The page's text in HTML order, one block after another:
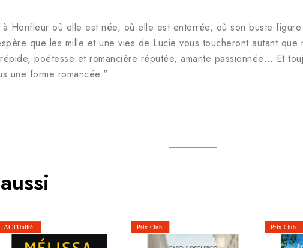
Honfleur où elle est née, où elle est enterrée, où son buste
que les mille et une vies de Lucie vous toucheront autant
poétesse et romancière réputée, amante passionnée… Et
une forme romancée."